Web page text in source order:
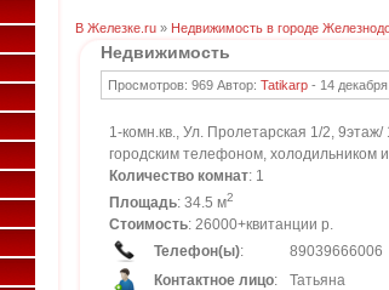
В Железке.ru » Недвижимость в городе
Недвижимость
Просмотров: 969 Автор: Tatikarp - 14
1-комн.кв., Ул. Пролетарская 1/2,
городским телефоном, холодильником
Количество комнат: 1
Площадь: 34.5 м2
Стоимость: 26000+квитанции р.
Телефон(ы):
89039666006
Контактное лицо:
Татьяна